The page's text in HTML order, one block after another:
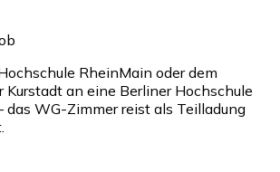
RheinMain oder dem
Kurstadt an eine Berliner Hochschule
das WG-Zimmer reist als Teilladung